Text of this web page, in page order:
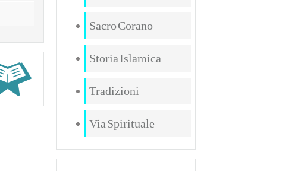
Sacro Corano
Storia Islamica
Tradizioni
Via Spirituale